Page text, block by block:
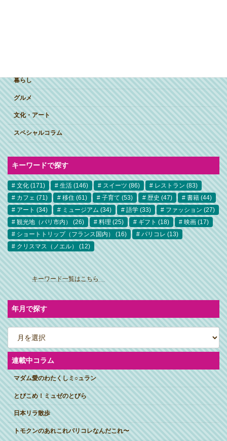
暮らし
グルメ
文化・アート
スペシャルコラム
キーワードで探す
文化 (171) 生活 (146) スイーツ (86) レストラン (83)
カフェ (71) 移住 (61) 子育て (53) 歴史 (47) 書籍 (44)
アート (34) ミュージアム (34) 語学 (33) ファッション (27)
観光地（パリ市内）
(26) 料理 (25) ギフト (18) 映画 (17)
ショートトリップ（フランス国内）
(16) パリコレ (13)
クリスマス（ノエル）
(12)
ア
イ
コ
ン
リ
ン
ク
キーワード一覧はこちら
年月で探す
ア
ー
カ
イ
ブ連載中コラム
マダム愛のわたくしミ○ュラン
とびこめ！ミュゼのとびら
日本リラ散歩
トモクンのあれこれパリコレなんだこれ〜